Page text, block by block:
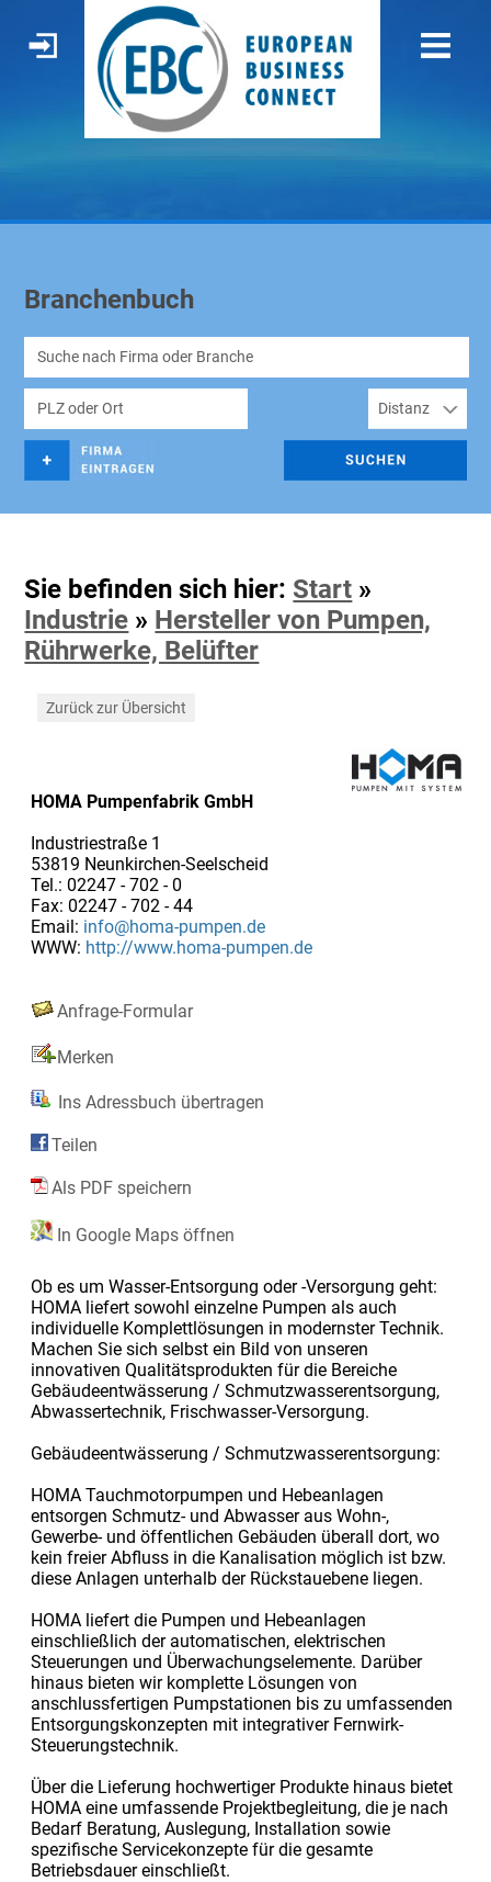
Branchenbuch
Sie befinden sich hier: Start »
Industrie » Hersteller von Pumpen,
Rührwerke, Belüfter
Zurück zur Übersicht
HOMA Pumpenfabrik GmbH
Industriestraße 1
53819 Neunkirchen-Seelscheid
Tel.: 02247 - 702 - 0
Fax: 02247 - 702 - 44
Email: info@homa-pumpen.de
WWW: http://www.homa-pumpen.de
Anfrage-Formular
Merken
Ins Adressbuch übertragen
Teilen
Als PDF speichern
In Google Maps öffnen
Ob es um Wasser-Entsorgung oder -Versorgung geht:
HOMA liefert sowohl einzelne Pumpen als auch
individuelle Komplettlösungen in modernster Technik.
Machen Sie sich selbst ein Bild von unseren
innovativen Qualitätsprodukten für die Bereiche
Gebäudeentwässerung / Schmutzwasserentsorgung,
Abwassertechnik, Frischwasser-Versorgung.
Gebäudeentwässerung / Schmutzwasserentsorgung:
HOMA Tauchmotorpumpen und Hebeanlagen
entsorgen Schmutz- und Abwasser aus Wohn-,
Gewerbe- und öffentlichen Gebäuden überall dort, wo
kein freier Abfluss in die Kanalisation möglich ist bzw.
diese Anlagen unterhalb der Rückstauebene liegen.
HOMA liefert die Pumpen und Hebeanlagen
einschließlich der automatischen, elektrischen
Steuerungen und Überwachungselemente. Darüber
hinaus bieten wir komplette Lösungen von
anschlussfertigen Pumpstationen bis zu umfassenden
Entsorgungskonzepten mit integrativer Fernwirk-
Steuerungstechnik.
Über die Lieferung hochwertiger Produkte hinaus bietet
HOMA eine umfassende Projektbegleitung, die je nach
Bedarf Beratung, Auslegung, Installation sowie
spezifische Servicekonzepte für die gesamte
Betriebsdauer einschließt.